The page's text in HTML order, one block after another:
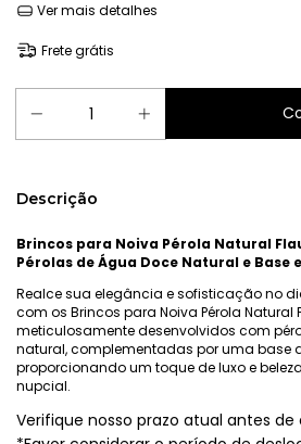
Ver mais detalhes
Frete grátis
Descrição
Brincos para Noiva Pérola Natural
Pérolas de Água Doce Natural e Base
Realce sua elegância e sofisticação no
com os Brincos para Noiva Pérola Natural
meticulosamente desenvolvidos com
natural, complementadas por uma base
proporcionando um toque de luxo e
nupcial.
Verifique nosso prazo atual antes